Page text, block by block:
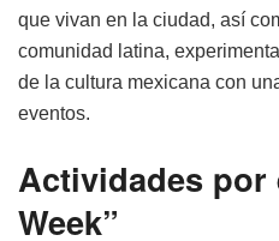
que vivan en la ciudad, así
comunidad latina,
de la cultura mexicana con
eventos.
Actividades por
Week”